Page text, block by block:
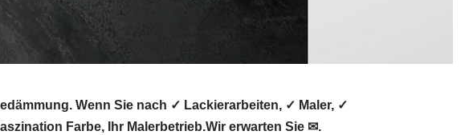
Wenn Sie nach ✓ Lackierarbeiten, ✓ Maler, ✓
Farbe, Ihr Malerbetrieb.Wir erwarten Sie ✉.